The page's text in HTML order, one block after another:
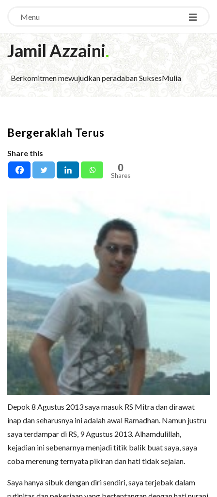
Menu
Jamil Azzaini.
Berkomitmen mewujudkan peradaban SuksesMulia
Bergeraklah Terus
Share this
0
Shares
Depok 8 Agustus 2013 saya masuk RS Mitra dan dirawat
inap dan seharusnya ini adalah awal Ramadhan. Namun justru
saya terdampar di RS, 9 Agustus 2013. Alhamdulillah,
kejadian ini sebenarnya menjadi titik balik buat saya, saya
coba merenung ternyata pikiran dan hati tidak sejalan.
Saya hanya sibuk dengan diri sendiri, saya terjebak dalam